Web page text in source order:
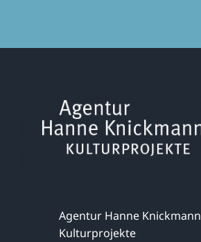
Agentur Hanne Knickmann
Kulturprojekte